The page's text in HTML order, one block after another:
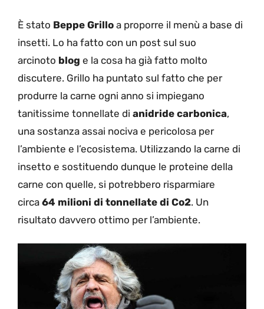
È stato Beppe Grillo a proporre il menù a base di
insetti. Lo ha fatto con un post sul suo
arcinoto blog e la cosa ha già fatto molto
discutere. Grillo ha puntato sul fatto che per
produrre la carne ogni anno si impiegano
tanitissime tonnellate di anidride carbonica,
una sostanza assai nociva e pericolosa per
l’ambiente e l’ecosistema. Utilizzando la carne di
insetto e sostituendo dunque le proteine della
carne con quelle, si potrebbero risparmiare
circa 64 milioni di tonnellate di Co2. Un
risultato davvero ottimo per l’ambiente.